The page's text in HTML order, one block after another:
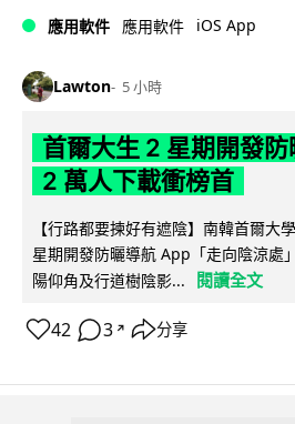
應用軟件 應用軟件 iOS App
Lawton 5 小時
首爾大生 2 星期開發
2 萬人下載衝榜首
【行路都要揀好有遮陰】南韓首爾大
星期開發防曬導航 App「走向陰涼處
陽仰角及行道樹陰影...
閱讀全文
42 3 ↗ 分享